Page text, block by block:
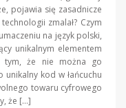
pojawia się zasadnicze
zmalał? Czym
na język polski,
unikalnym elementem
tym, że nie można go
unikalny kod w łańcuchu
towaru cyfrowego
że […]